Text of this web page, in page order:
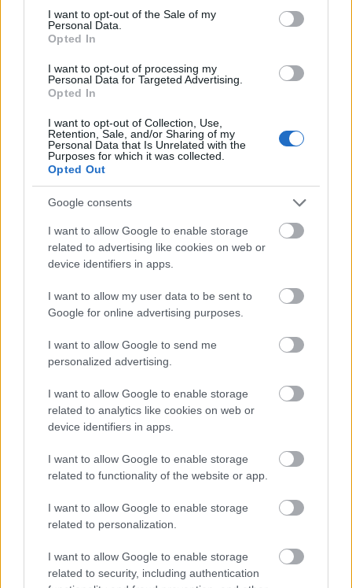
consent section.
I want to opt-out of the Sale of my
Personal Data.
Opted In
I want to opt-out of processing my
Personal Data for Targeted Advertising.
Opted In
I want to opt-out of Collection, Use,
Retention, Sale, and/or Sharing of my
Personal Data that Is Unrelated with the
Purposes for which it was collected.
Opted Out
Google consents
I want to allow Google to enable storage
related to advertising like cookies on web or
device identifiers in apps.
I want to allow my user data to be sent to
Google for online advertising purposes.
I want to allow Google to send me
personalized advertising.
I want to allow Google to enable storage
related to analytics like cookies on web or
device identifiers in apps.
I want to allow Google to enable storage
related to functionality of the website or app.
I want to allow Google to enable storage
related to personalization.
I want to allow Google to enable storage
related to security, including authentication
Kiküldött tudósítónk jelenti Japánból
2011. május 16.
Ismét érdekes tartalommal jelentkezett
Japánból András / 安德拉希. Ezúttal 1984-es
Diablock katalógusokat küldött nekünk, melyhez egy
bontatlan készletből jutott. Mielőtt bármit is írnék,
nézzük az első oldalt!Érdemes teljes méretben
megvizsgálni!Hoppá! Amit eddig csak sejtettem
(lásd:…
Összefoglalva
2010. szeptember 17.
Tök felesleges a sok szájtépés, pman egyetlen
fotóban foglalta nekünk össze az elmúlt napok
lényeges eseményeit: motor klón talán színesbőrű,
de semmiképpen nem kedves A tojásban lapuló